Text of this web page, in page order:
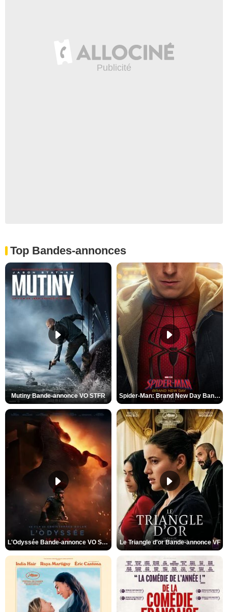
Top Bandes-annonces
Mutiny Bande-annonce VO STFR Spider-Man: Brand New Day Bande-annonce VO STFR
L'Odyssée Bande-annonce VO STFR Le Triangle d'or Bande-annonce VF